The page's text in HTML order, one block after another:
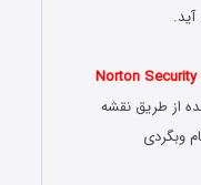
از طریق نقشه
وبگردی